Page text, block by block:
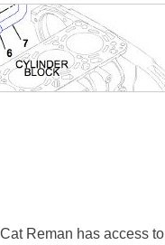
Reman has access to